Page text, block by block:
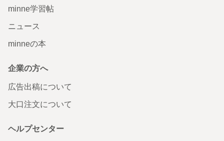
minne学習帖
ニュース
minneの本
企業の方へ
広告出稿について
大口注文について
ヘルプセンター